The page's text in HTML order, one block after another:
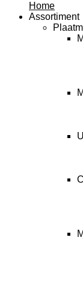
Home
Assortiment